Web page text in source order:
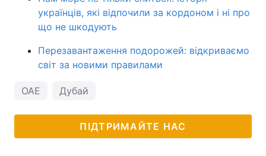
українців, які відпочили за кордоном і ні про
що не шкодують
Перезавантаження подорожей: відкриваємо
світ за новими правилами
ОАЕ Дубай
ПІДТРИМАЙТЕ НАС